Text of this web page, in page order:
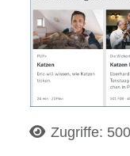
DetailsZugriffe: